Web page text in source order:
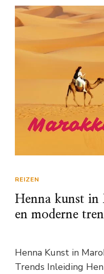
REIZEN
Henna kunst
en moderne
Henna Kunst in
Trends Inleiding